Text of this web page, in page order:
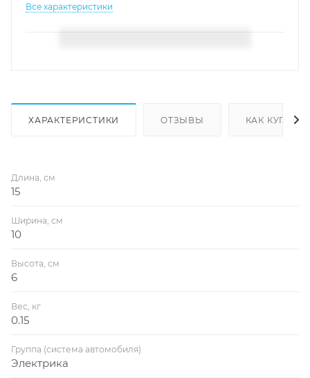
Все характеристики
ХАРАКТЕРИСТИКИ ОТЗЫВЫ КАК КУПИТЬ
Длина, см
15
Ширина, см
10
Высота, см
6
Вес, кг
0.15
Группа (система автомобиля)
Электрика